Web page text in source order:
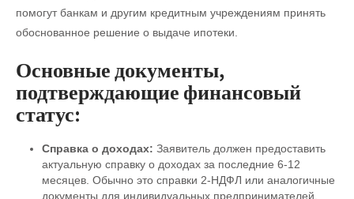
помогут банкам и другим кредитным учреждениям принять
обоснованное решение о выдаче ипотеки.
Основные документы,
подтверждающие финансовый
статус:
Справка о доходах: Заявитель должен предоставить
актуальную справку о доходах за последние 6-12
месяцев. Обычно это справки 2-НДФЛ или аналогичные
документы для индивидуальных предпринимателей.